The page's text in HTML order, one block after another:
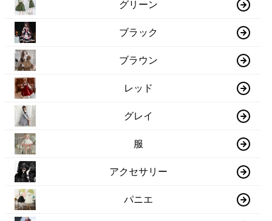
グリーン
ブラック
ブラウン
レッド
グレイ
服
アクセサリー
パニエ